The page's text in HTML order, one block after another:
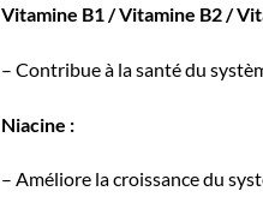
Vitamine B1 / Vitamine B2 /
– Contribue à la santé du
Niacine :
– Améliore la croissance du